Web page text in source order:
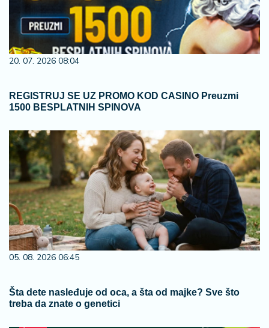
20. 07. 2026 08:04
REGISTRUJ SE UZ PROMO KOD CASINO Preuzmi
1500 BESPLATNIH SPINOVA
05. 08. 2026 06:45
Šta dete nasleđuje od oca, a šta od majke? Sve što
treba da znate o genetici